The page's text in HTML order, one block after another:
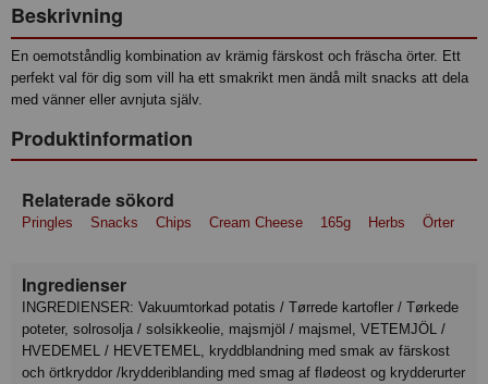
Beskrivning
En oemotståndlig kombination av krämig färskost och fräscha örter. Ett
perfekt val för dig som vill ha ett smakrikt men ändå milt snacks att dela
med vänner eller avnjuta själv.
Produktinformation
Relaterade sökord
Pringles Snacks Chips Cream Cheese 165g Herbs Örter
Ingredienser
INGREDIENSER: Vakuumtorkad potatis / Tørrede kartofler / Tørkede
poteter, solrosolja / solsikkeolie, majsmjöl / majsmel, VETEMJÖL /
HVEDEMEL / HEVETEMEL, kryddblandning med smak av färskost
och örtkryddor /krydderiblanding med smag af flødeost og krydderurter